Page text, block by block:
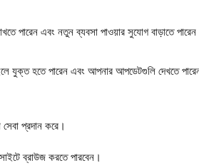
পারেন এবং নতুন ব্যবসা পাওয়ার সুযোগ বাড়াতে
যুক্ত হতে পারেন এবং আপনার আপডেটগুলি দেখতে
প্রদান করে।
ব্রাউজ করতে পারবেন।